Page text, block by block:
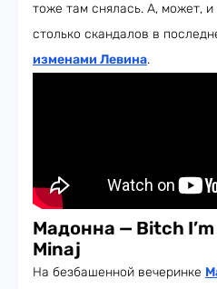
тоже там снялась. А, может, и
столько скандалов в
изменами Левина.
Мадонна — Bitch
Minaj
На безбашенной вечеринке